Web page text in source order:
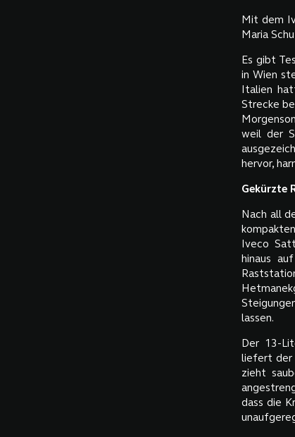
Mit dem
Maria
Es gibt
in Wien
Italien
Strecke
weil der
hervor,
Gekürzte
Nach all
Iveco
hinaus
lassen.
Der 13-
liefert der
zieht
dass die